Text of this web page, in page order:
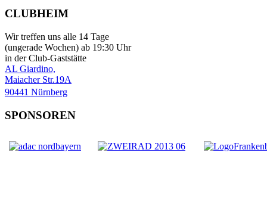
CLUBHEIM
Wir treffen uns alle 14 Tage
(ungerade Wochen) ab 19:30 Uhr
in der Club-Gaststätte
AL Giardino,
Maiacher Str.19A
90441 Nürnberg
SPONSOREN